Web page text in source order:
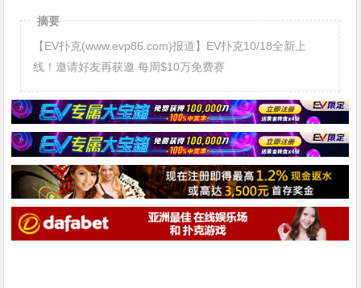
摘要
【EV扑克(www.evp86.com)报道】EV扑克10/18全新上
线！邀请好友再获邀 每周$10万免费赛